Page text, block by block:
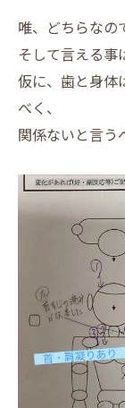
唯、どちらなの
そして言える事
仮に、歯と身体
べく、
関係ないと言う